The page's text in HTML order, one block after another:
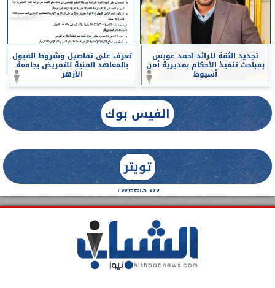
تجديد الثقة للرائد احمد عويس
بمباحث تنفيذ الأحكام بمديرية أمن
أسيوط
تعرف على تفاصيل وشروط القبول
بالمعاهد الفنية للتمريض بجامعة
الأزهر
الفيس بوك
تويتر
Tweets by